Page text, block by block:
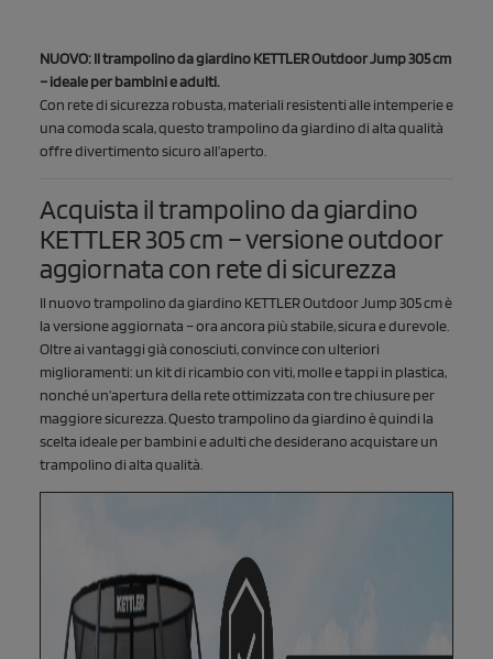
NUOVO: Il trampolino da giardino KETTLER Outdoor Jump 305 cm
– ideale per bambini e adulti.
Con rete di sicurezza robusta, materiali resistenti alle intemperie e
una comoda scala, questo trampolino da giardino di alta qualità
offre divertimento sicuro all’aperto.
Acquista il trampolino da giardino
KETTLER 305 cm – versione outdoor
aggiornata con rete di sicurezza
Il nuovo trampolino da giardino KETTLER Outdoor Jump 305 cm è
la versione aggiornata – ora ancora più stabile, sicura e durevole.
Oltre ai vantaggi già conosciuti, convince con ulteriori
miglioramenti: un kit di ricambio con viti, molle e tappi in plastica,
nonché un’apertura della rete ottimizzata con tre chiusure per
maggiore sicurezza. Questo trampolino da giardino è quindi la
scelta ideale per bambini e adulti che desiderano acquistare un
trampolino di alta qualità.